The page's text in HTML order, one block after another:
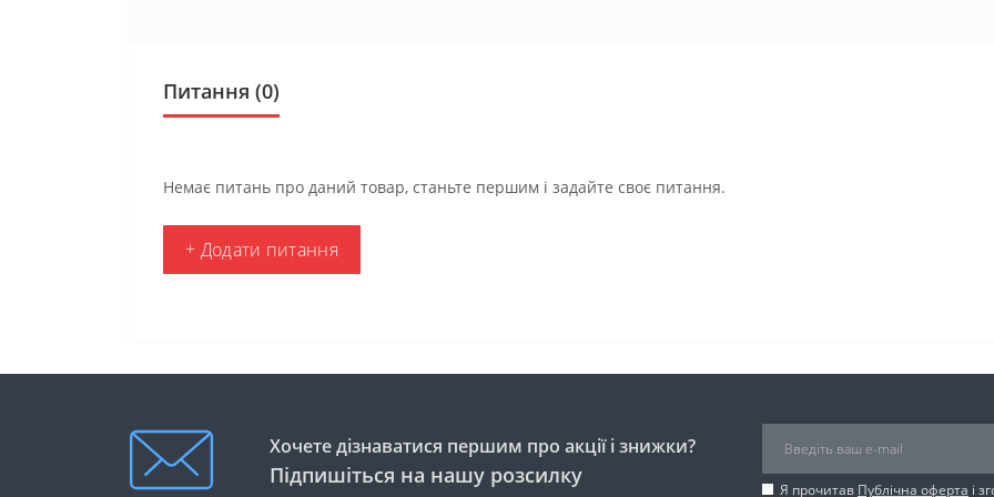
Питання (0)
Немає питань про даний товар, станьте першим і задайте своє питання.
+ Додати питання
Хочете дізнаватися першим про акції і знижки?
Підпишіться на нашу розсилку
Я прочитав Публічна оферта і